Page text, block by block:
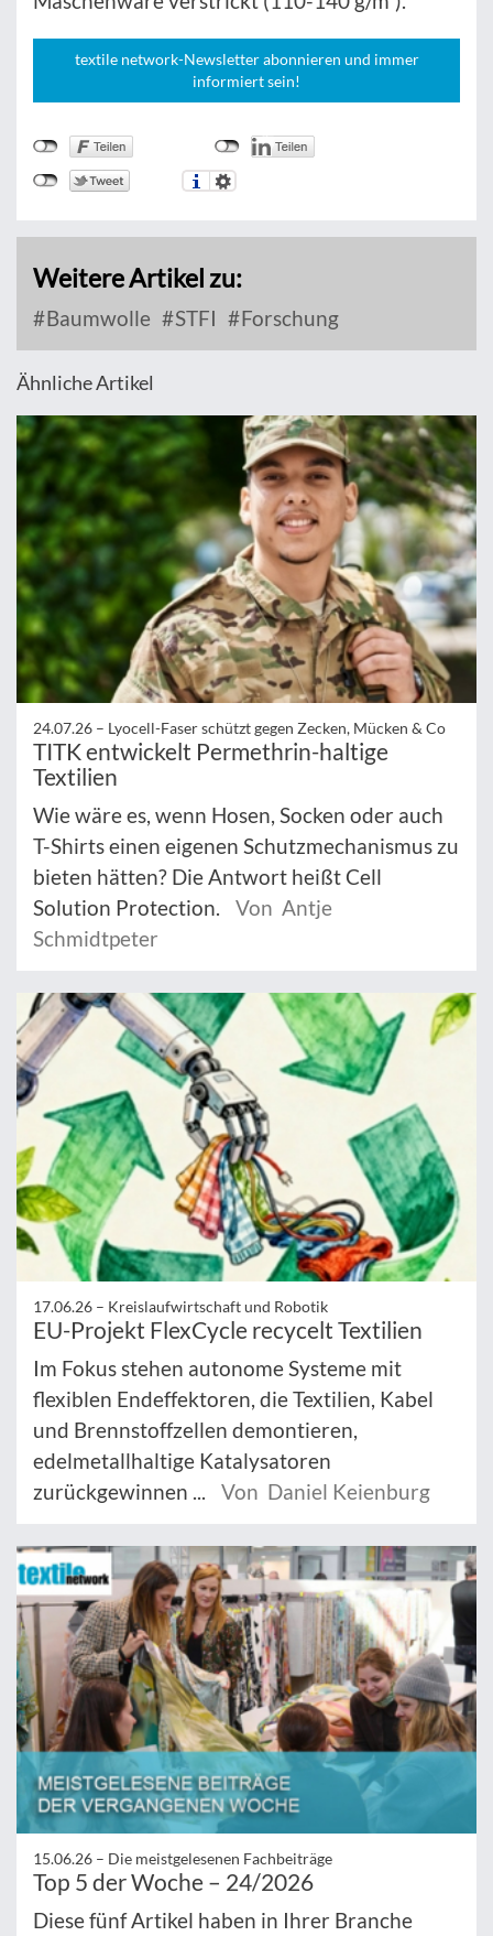
textile network-Newsletter abonnieren und immer
informiert sein!
Weitere Artikel zu:
Baumwolle STFI Forschung
Ähnliche Artikel
24.07.26 – Lyocell-Faser schützt gegen Zecken, Mücken & Co
TITK entwickelt Permethrin-haltige
Textilien
Wie wäre es, wenn Hosen, Socken oder auch
T-Shirts einen eigenen Schutzmechanismus zu
bieten hätten? Die Antwort heißt Cell
Solution Protection.
Von Antje
Schmidtpeter
17.06.26 – Kreislaufwirtschaft und Robotik
EU-Projekt FlexCycle recycelt Textilien
Im Fokus stehen autonome Systeme mit
flexiblen Endeffektoren, die Textilien, Kabel
und Brennstoffzellen demontieren,
edelmetallhaltige Katalysatoren
zurückgewinnen ...
Von Daniel Keienburg
15.06.26 – Die meistgelesenen Fachbeiträge
Top 5 der Woche – 24/2026
Diese fünf Artikel haben in Ihrer Branche